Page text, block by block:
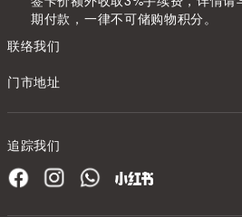
期付款，一律不可储购物积分。
联络我们
门市地址
追踪我们